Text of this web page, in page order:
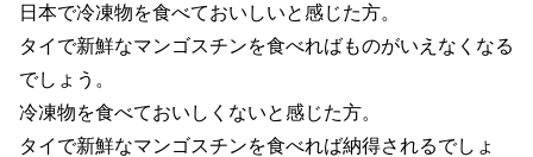
日本で冷凍物を食べておいしいと感じた方。
タイで新鮮なマンゴスチンを食べればものがいえなくなる
でしょう。
冷凍物を食べておいしくないと感じた方。
タイで新鮮なマンゴスチンを食べれば納得されるでしょ